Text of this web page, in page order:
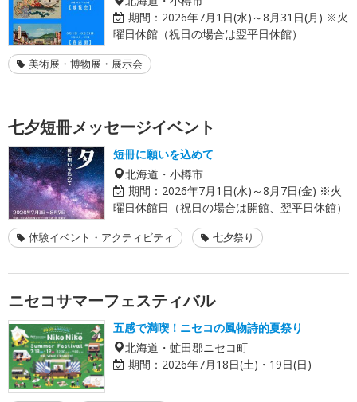
期間： 2026年7月1日(水)～8月31日(月) ※火
曜日休館（祝日の場合は翌平日休館）
美術展・博物展・展示会
七夕短冊メッセージイベント
短冊に願いを込めて
北海道・小樽市
期間： 2026年7月1日(水)～8月7日(金) ※火
曜日休館日（祝日の場合は開館、翌平日休館）
体験イベント・アクティビティ 七夕祭り
ニセコサマーフェスティバル
五感で満喫！ニセコの風物詩的夏祭り
北海道・虻田郡ニセコ町
期間： 2026年7月18日(土)・19日(日)